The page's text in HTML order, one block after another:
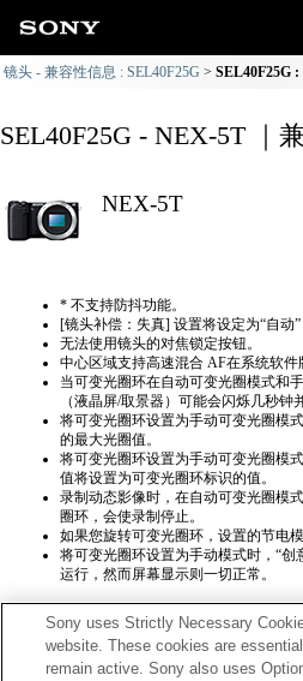
镜头 - 兼容性信息 : SEL40F25G SEL40F25G
SEL40F25G - NEX-5T ｜
NEX-5T
* 不支持防抖功能。
[镜头补偿：失真] 设置将设定为“自动”
无法使用镜头的对焦锁定按钮。
中心区域支持高速混合 AF在系统软件
当可变光圈环在自动可变光圈模式和
（液晶屏/取景器）可能会闪烁几秒钟
将可变光圈环设置为手动可变光圈模
的最大光圈值。
将可变光圈环设置为手动可变光圈模
值将设置为可变光圈环标识的值。
录制动态影像时，在自动可变光圈模
圈环，会使录制停止。
如果您旋转可变光圈环，设置的节电
将可变光圈环设置为手动模式时，“创
运行，然而屏幕显示则一切正常。
Sony uses Strictly Necessary
website. These cookies are
remain active. Sony also uses